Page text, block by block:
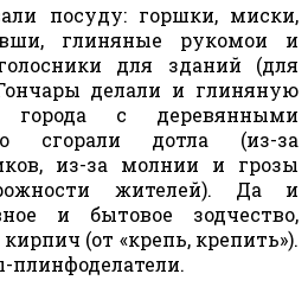
посуду: горшки, миски,
глиняные рукомои и
для зданий (для
делали и глиняную
с деревянными
сгорали дотла (из-за
из-за молнии и грозы
жителей). Да и
и бытовое зодчество,
(от «крепь, крепить»).
плинфоделатели.